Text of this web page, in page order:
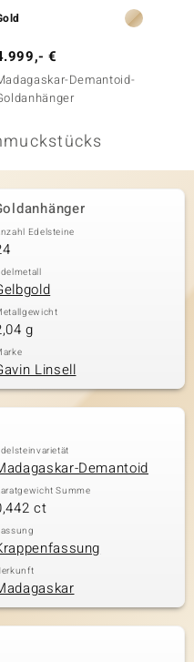
€
Demantoid-
Edelsteine
g
Linsell
Demantoid
Summe
ct